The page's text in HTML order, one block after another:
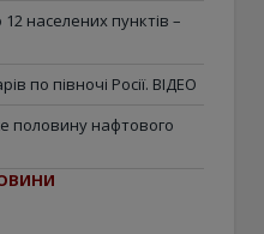
12 населених пунктів –
по півночі Росії. ВІДЕО
половину нафтового